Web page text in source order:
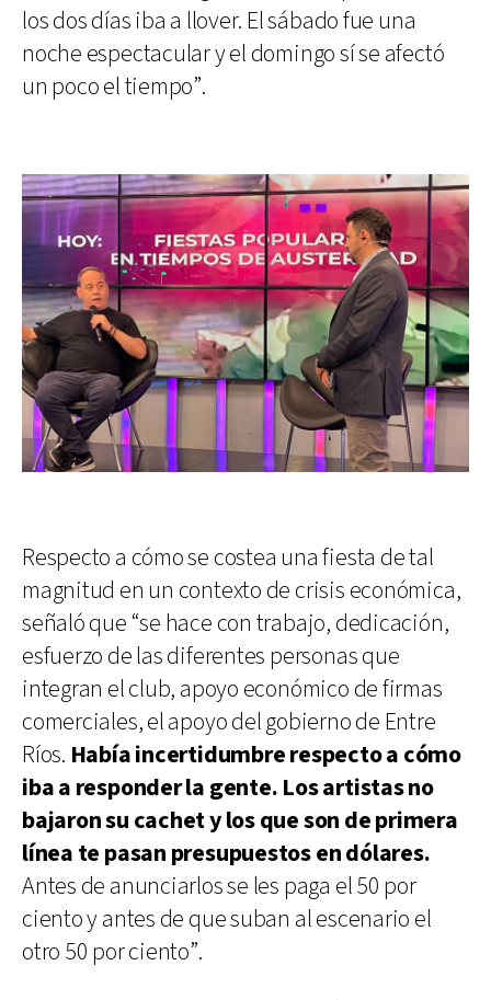
los dos días iba a llover. El sábado fue una
noche espectacular y el domingo sí se afectó
un poco el tiempo”.
Respecto a cómo se costea una fiesta de tal
magnitud en un contexto de crisis económica,
señaló que “se hace con trabajo, dedicación,
esfuerzo de las diferentes personas que
integran el club, apoyo económico de firmas
comerciales, el apoyo del gobierno de Entre
Ríos. Había incertidumbre respecto a cómo
iba a responder la gente. Los artistas no
bajaron su cachet y los que son de primera
línea te pasan presupuestos en dólares.
Antes de anunciarlos se les paga el 50 por
ciento y antes de que suban al escenario el
otro 50 por ciento”.